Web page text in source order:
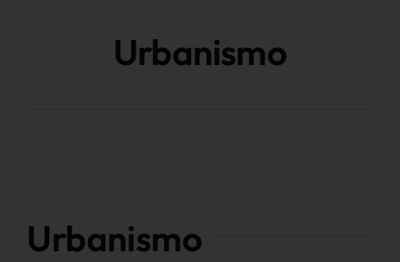
Urbanismo
Urbanismo